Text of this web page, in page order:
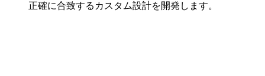
正確に合致するカスタム設計を開発します。